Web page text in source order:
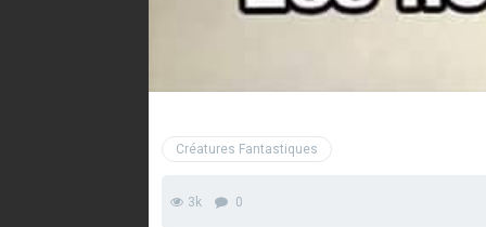
Créatures Fantastiques
3k 0